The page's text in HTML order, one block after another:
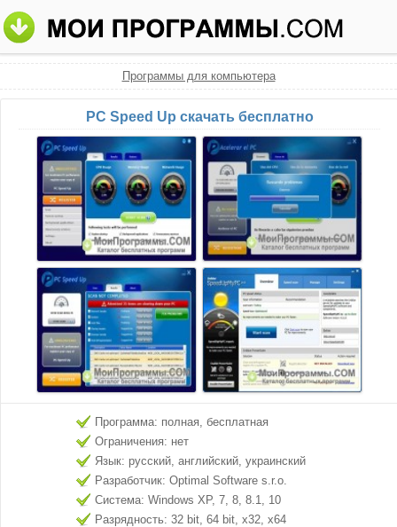
Программы для компьютера
PC Speed Up скачать бесплатно
Программа: полная, бесплатная
Ограничения: нет
Язык: русский, английский, украинский
Разработчик: Optimal Software s.r.o.
Система: Windows XP, 7, 8, 8.1, 10
Разрядность: 32 bit, 64 bit, x32, x64